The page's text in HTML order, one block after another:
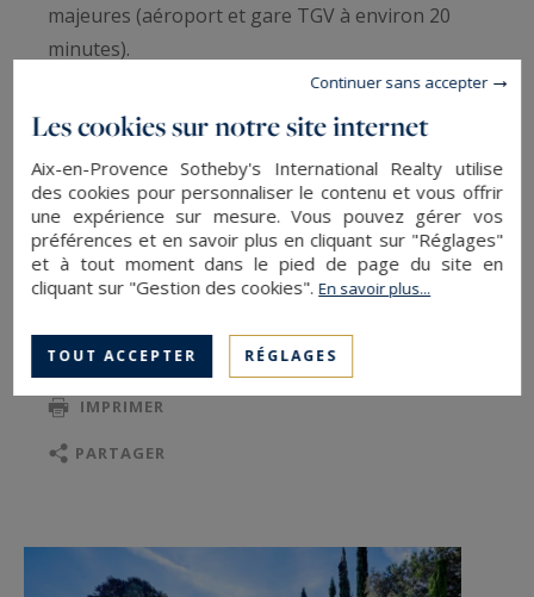
majeures (aéroport et gare TGV à environ 20
minutes).
Développant environ 300 m² habitables, la
de 2 000 m², agrémenté d’une piscine et
bénéficiant d’une vue remarquable et dégagée
sur la Sainte-Victoire, sans aucun vis-à-vis.
sa luminosité. Elle se compose d’un hall d’entrée,
d’un vaste séjour double avec cheminée, d’une
cuisine indépendante entièrement équipée, ainsi
que de six chambres offrant confort et
Un grand garage double, un pool house et des
LIRE LA SUITE
SAUVEGARDER
IMPRIMER
PARTAGER
Les cookies sur notre site internet
Aix-en-Provence Sotheby's International Realty utilise
des cookies pour personnaliser le contenu et vous offrir
une expérience sur mesure. Vous pouvez gérer vos
préférences et en savoir plus en cliquant sur "Réglages"
et à tout moment dans le pied de page du site en
cliquant sur "Gestion des cookies".En savoir plus...
TOUT ACCEPTER RÉGLAGES
Continuer sans accepter